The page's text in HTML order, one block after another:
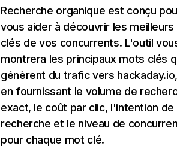
Recherche organique est conçu
vous aider à découvrir les
clés de vos concurrents. L'outil
montrera les principaux mots clés
génèrent du trafic vers
en fournissant le volume de
exact, le coût par clic, l'intention de
recherche et le niveau de
pour chaque mot clé.